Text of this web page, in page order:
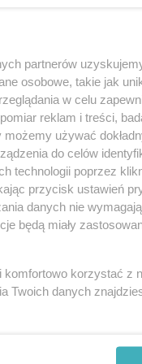
bez kulturowych
potrzebach,
jednym ze swoich
kochanków, które
podstawowe
którym odmawiane
laureata Grand Prix
o tym, czym dziś
partnerów
osobowe, takie jak
w celu
reklam i treści,
używać
do celów
technologii poprzez
przycisk ustawień
danych nie
będą miały
komfortowo korzystać z
Twoich danych